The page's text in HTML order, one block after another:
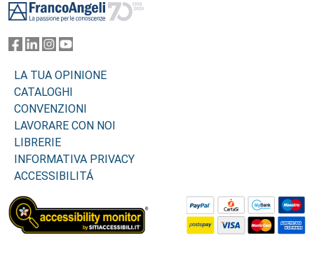
LA TUA OPINIONE
CATALOGHI
CONVENZIONI
LAVORARE CON NOI
LIBRERIE
INFORMATIVA PRIVACY
ACCESSIBILITÁ